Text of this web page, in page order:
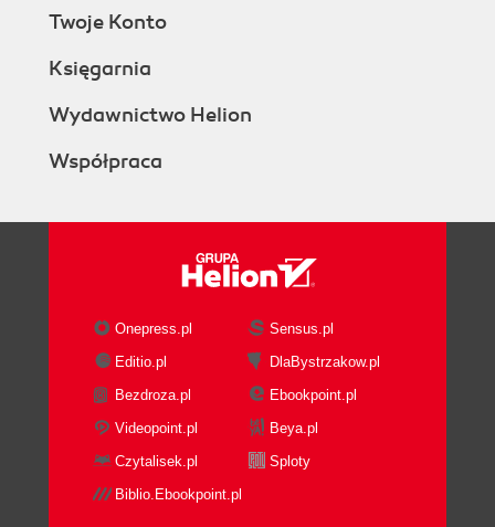
Twoje Konto
Księgarnia
Wydawnictwo Helion
Współpraca
Onepress.pl
Sensus.pl
Editio.pl
DlaBystrzakow.pl
Bezdroza.pl
Ebookpoint.pl
Videopoint.pl
Beya.pl
Czytalisek.pl
Sploty
Biblio.Ebookpoint.pl